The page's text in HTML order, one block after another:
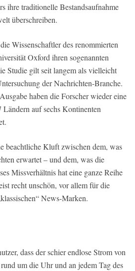
ihre traditionelle Bestandsaufnahme
überschreiben.
Wissenschaftler des renommierten
Oxford ihren sogenannten
Studie gilt seit langem als vielleicht
der Nachrichten-Branche.
haben die Forscher wieder eine
Ländern auf sechs Kontinenten
beachtliche Kluft zwischen dem, was
erwartet – und dem, was die
Missverhältnis hat eine ganze Reihe
recht unschön, vor allem für die
News-Marken.
dass der schier endlose Strom von
um die Uhr und an jedem Tag des